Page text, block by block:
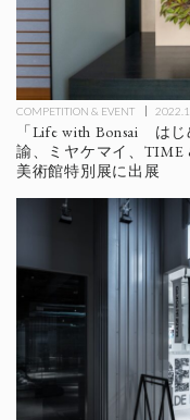
COMPETITION & EVENT
「Life with Bonsai は
諭、ミヤケマイ、TIME
美術館特別展に出展